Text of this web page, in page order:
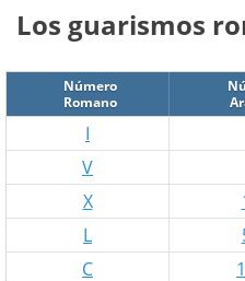
Los guarismos
Número
Romano
I
V
X
L
C